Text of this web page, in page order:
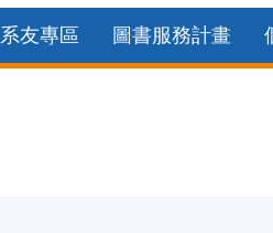
系友專區 圖書服務計畫